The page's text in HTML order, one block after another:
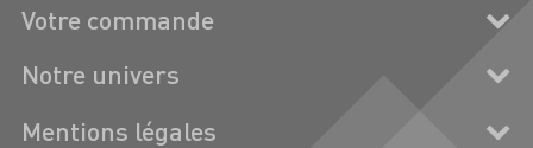
Votre commande
Notre univers
Mentions légales